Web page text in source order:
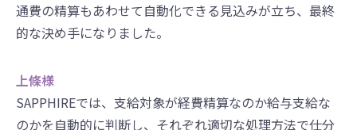
通費の精算もあわせて自動化できる見込みが立ち、最終
的な決め手になりました。
上條様
SAPPHIREでは、支給対象が経費精算なのか給与支給な
のかを自動的に判断し、それぞれ適切な処理方法で仕分